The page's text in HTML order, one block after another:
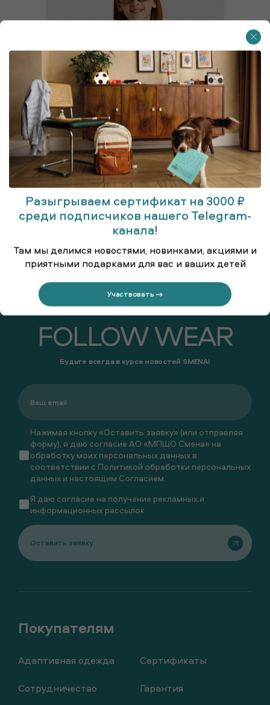
Блузка для старшеклассниц
Адаптивная одежда
Сотрудничество
Сертификаты
Гарантия
FOLLOW WEAR
Будьте всегда в курсе новостей SMENA!
Нажимая кнопку «Оставить заявку» (или отправляя
форму), я даю согласие АО «МПШО Смена» на
обработку моих персональных данных в
соответствии с Политикой обработки персональных
данных и настоящим Согласием.
Я даю согласие на получение рекламных и
информационных рассылок
Оставить заявку
Разыгрываем сертификат на 3000 ₽
среди подписчиков нашего Telegram-
канала!
Там мы делимся новостями, новинками, акциями и
приятными подарками для вас и ваших детей
Участвовать →